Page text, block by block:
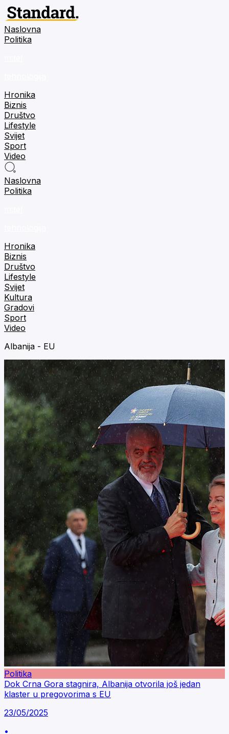
Naslovna
Politika
Hronika
Biznis
Društvo
Lifestyle
Svijet
Sport
Video
Naslovna
Politika
Hronika
Biznis
Društvo
Lifestyle
Svijet
Kultura
Gradovi
Sport
Video
Albanija - EU
Politika
Dok Crna Gora stagnira, Albanija otvorila još jedan
klaster u pregovorima s EU
23/05/2025
•